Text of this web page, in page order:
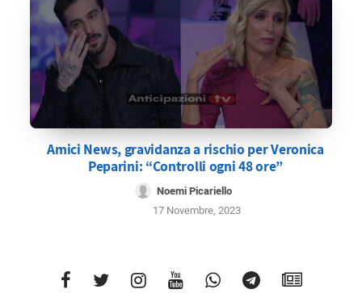
Amici News, gravidanza a rischio per Veronica
Peparini: “Controlli ogni 48 ore”
Noemi Picariello
17 Novembre, 2023